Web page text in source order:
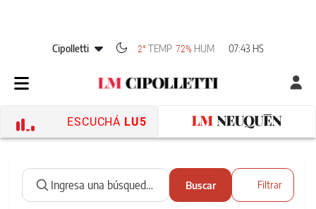
Cipolletti 2°TEMP 72% HUM 07:43 HS
ESCUCHÁ LU5
Buscar Filtrar